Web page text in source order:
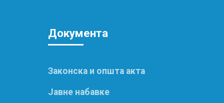
Документа
Законска и општа акта
Јавне набавке